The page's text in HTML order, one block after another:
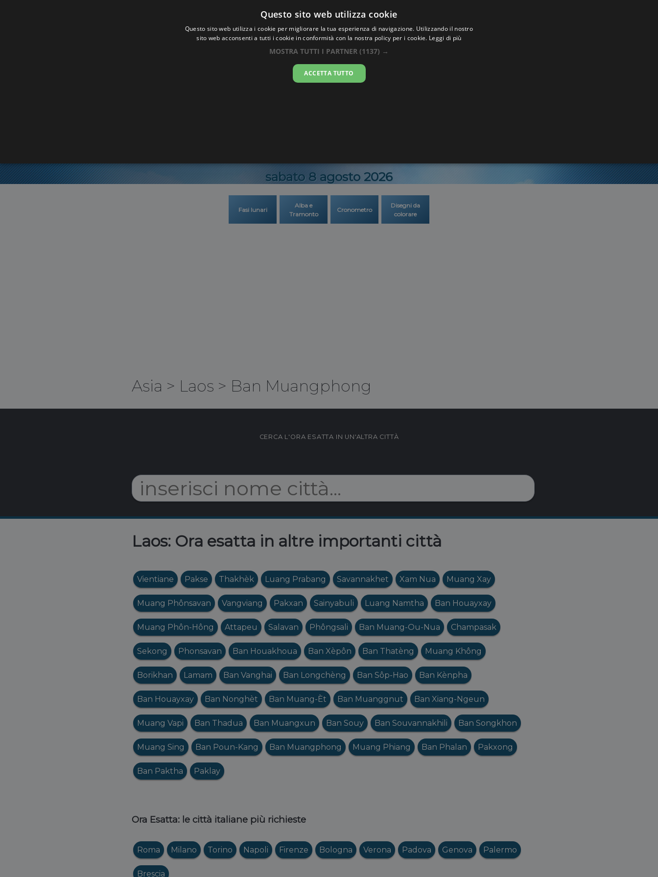
Oraesatta.co
Ora EsattaBan Muangphong
sabato 8 agosto 2026
Fasi lunari
Alba e
Tramonto
Cronometro
Disegni da
colorare
Asia > Laos > Ban Muangphong
CERCA L'ORA ESATTA IN UN'ALTRA CITTÀ
Laos: Ora esatta in altre importanti città
Vientiane Pakse Thakhèk Luang Prabang Savannakhet Xam Nua Muang Xay
Muang Phônsavan Vangviang Pakxan Sainyabuli Luang Namtha Ban Houayxay
Muang Phôn-Hông Attapeu Salavan Phôngsali Ban Muang-Ou-Nua Champasak
Sekong Phonsavan Ban Houakhoua Ban Xèpôn Ban Thatèng Muang Không
Borikhan Lamam Ban Vanghai Ban Longchèng Ban Sôp-Hao Ban Kènpha
Ban Houayxay Ban Nonghèt Ban Muang-Èt Ban Muanggnut Ban Xiang-Ngeun
Muang Vapi Ban Thadua Ban Muangxun Ban Souy Ban Souvannakhili Ban Songkhon
Muang Sing Ban Poun-Kang Ban Muangphong Muang Phiang Ban Phalan Pakxong
Ban Paktha Paklay
Ora Esatta: le città italiane più richieste
Roma Milano Torino Napoli Firenze Bologna Verona Padova Genova Palermo
Brescia
Questo sito web utilizza cookie
Questo sito web utilizza i cookie per migliorare la tua esperienza di navigazione. Utilizzando il nostro
sito web acconsenti a tutti i cookie in conformità con la nostra policy per i cookie. Leggi di più
MOSTRA TUTTI I PARTNER (1137) →
ACCETTA TUTTO